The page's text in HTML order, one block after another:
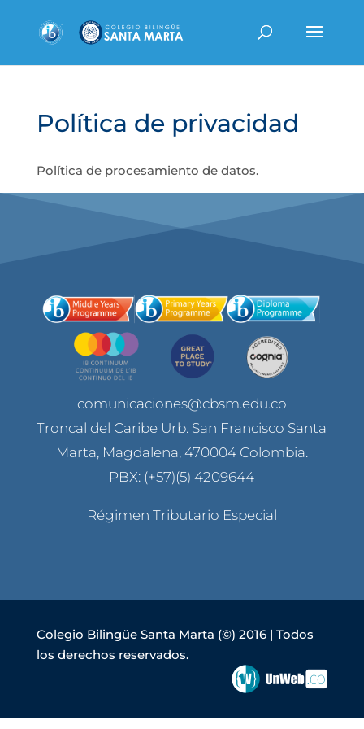
Política de privacidad
Política de procesamiento de datos.
comunicaciones@cbsm.edu.co
Troncal del Caribe Urb. San Francisco Santa
Marta, Magdalena, 470004 Colombia.
PBX: (+57)(5) 4209644
Régimen Tributario Especial
Colegio Bilingüe Santa Marta (©) 2016 | Todos
los derechos reservados.